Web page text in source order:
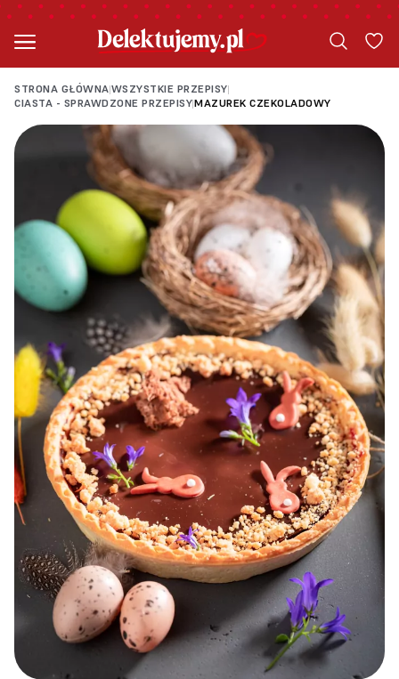
STRONA GŁÓWNA|WSZYSTKIE PRZEPISY|
CIASTA - SPRAWDZONE PRZEPISY|MAZUREK CZEKOLADOWY